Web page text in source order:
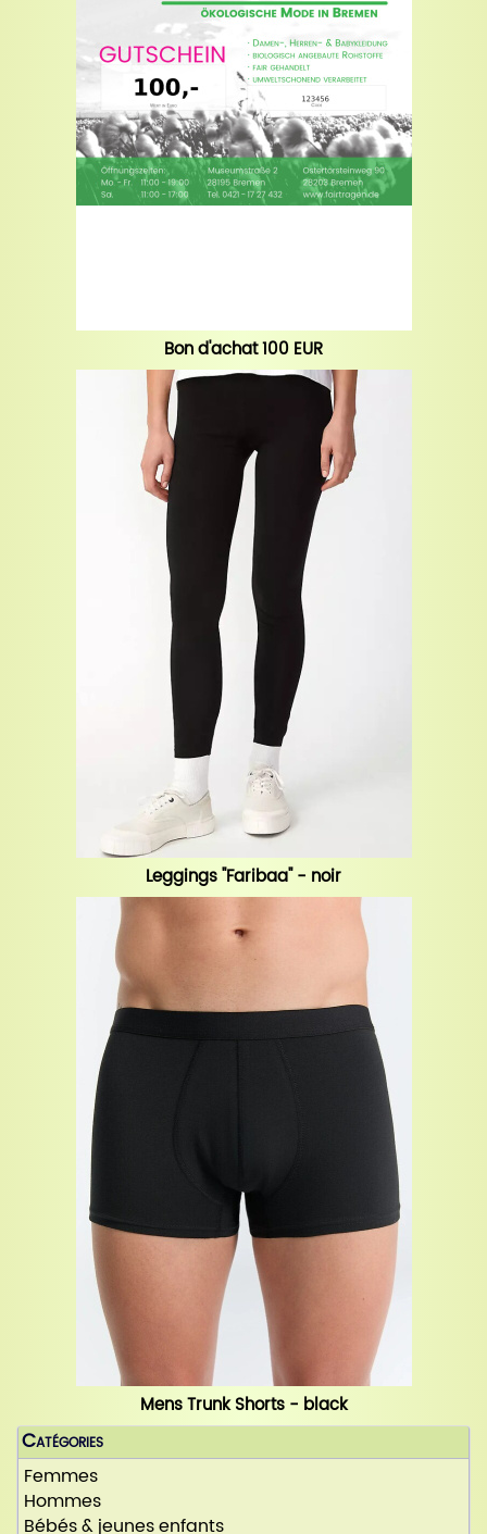
Bon d'achat 100 EUR
Leggings "Faribaa" - noir
Mens Trunk Shorts - black
Catégories
Femmes
Hommes
Bébés & jeunes enfants